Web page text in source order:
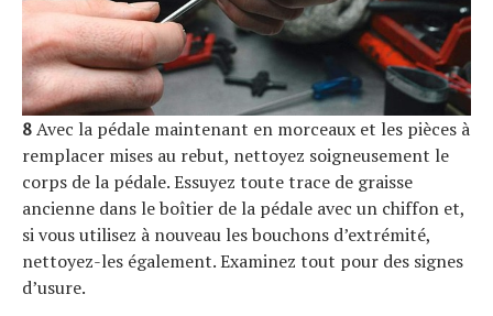
8Avec la pédale maintenant en morceaux et les pièces à
remplacer mises au rebut, nettoyez soigneusement le
corps de la pédale. Essuyez toute trace de graisse
ancienne dans le boîtier de la pédale avec un chiffon et,
si vous utilisez à nouveau les bouchons d’extrémité,
nettoyez-les également. Examinez tout pour des signes
d’usure.